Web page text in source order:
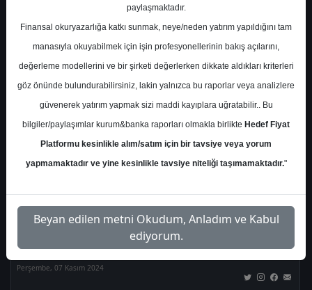
Ortalama Getiri Potansiyeli
Kurum Sayısı
21
10 1
Paralel
Get.
3
Üstü
Get.
4
Yok
1
2
Perşembe, 07 Kasım 2024
paylaşmaktadır.
Finansal okuryazarlığa katkı sunmak, neye/neden yatırım yapıldığını tam
manasıyla okuyabilmek için işin profesyonellerinin bakış açılarını,
değerleme modellerini ve bir şirketi değerlerken dikkate aldıkları kriterleri
göz önünde bulundurabilirsiniz, lakin yalnızca bu raporlar veya analizlere
güvenerek yatırım yapmak sizi maddi kayıplara uğratabilir.. Bu
bilgiler/paylaşımlar kurum&banka raporları olmakla birlikte Hedef Fiyat
Platformu kesinlikle alım/satım için bir tavsiye veya yorum
yapmamaktadır ve yine kesinlikle tavsiye niteliği taşımamaktadır."
Beyan edilen metni Okudum, Anladım ve Kabul
ediyorum.